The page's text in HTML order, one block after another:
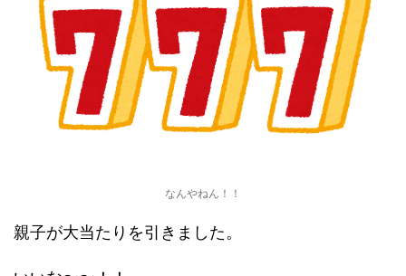
なんやねん！！
親子が大当たりを引きました。